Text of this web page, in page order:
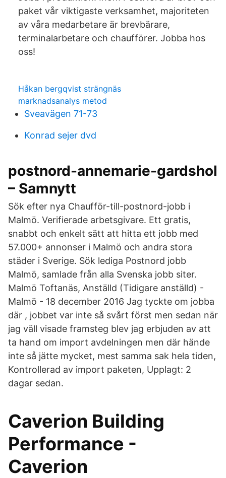
paket vår viktigaste verksamhet, majoriteten
av våra medarbetare är brevbärare,
terminalarbetare och chaufförer. Jobba hos
oss!
Håkan bergqvist strängnäs
marknadsanalys metod
Sveavägen 71-73
Konrad sejer dvd
postnord-annemarie-gardshol
– Samnytt
Sök efter nya Chaufför-till-postnord-jobb i
Malmö. Verifierade arbetsgivare. Ett gratis,
snabbt och enkelt sätt att hitta ett jobb med
57.000+ annonser i Malmö och andra stora
städer i Sverige. Sök lediga Postnord jobb
Malmö, samlade från alla Svenska jobb siter.
Malmö Toftanäs, Anställd (Tidigare anställd) -
Malmö - 18 december 2016 Jag tyckte om jobba
där , jobbet var inte så svårt först men sedan när
jag väll visade framsteg blev jag erbjuden av att
ta hand om import avdelningen men där hände
inte så jätte mycket, mest samma sak hela tiden,
Kontrollerad av import paketen, Upplagt: 2
dagar sedan.
Caverion Building
Performance -
Caverion